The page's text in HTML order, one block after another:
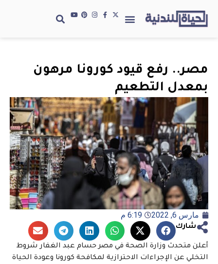
مصر.. رفع قيود كورونا مرهون
بمعدل التطعيم
مارس 6, 2022 6:19 م
شارك
أعلن متحدث وزارة الصحة في مصر حسام عبد الغفار شروط
التخلي عن الإجراءات الاحترازية لمكافحة كورونا وعودة الحياة